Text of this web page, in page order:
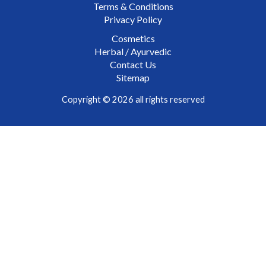
Terms & Conditions
Privacy Policy
Cosmetics
Herbal / Ayurvedic
Contact Us
Sitemap
Copyright © 2026 all rights reserved